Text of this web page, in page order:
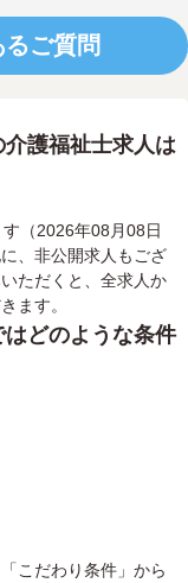
ご質問
護福祉士求人は
（2026年08月08日
、非公開求人もござ
ただくと、全求人か
ます。
どのような条件
こだわり条件」から